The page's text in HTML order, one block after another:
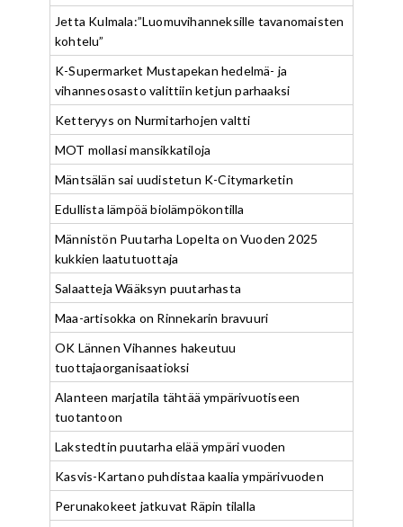
Jetta Kulmala:”Luomuvihanneksille tavanomaisten
kohtelu”
K-Supermarket Mustapekan hedelmä- ja
vihannesosasto valittiin ketjun parhaaksi
Ketteryys on Nurmitarhojen valtti
MOT mollasi mansikkatiloja
Mäntsälän sai uudistetun K-Citymarketin
Edullista lämpöä biolämpökontilla
Männistön Puutarha Lopelta on Vuoden 2025
kukkien laatutuottaja
Salaatteja Wääksyn puutarhasta
Maa-artisokka on Rinnekarin bravuuri
OK Lännen Vihannes hakeutuu
tuottajaorganisaatioksi
Alanteen marjatila tähtää ympärivuotiseen
tuotantoon
Lakstedtin puutarha elää ympäri vuoden
Kasvis-Kartano puhdistaa kaalia ympärivuoden
Perunakokeet jatkuvat Räpin tilalla